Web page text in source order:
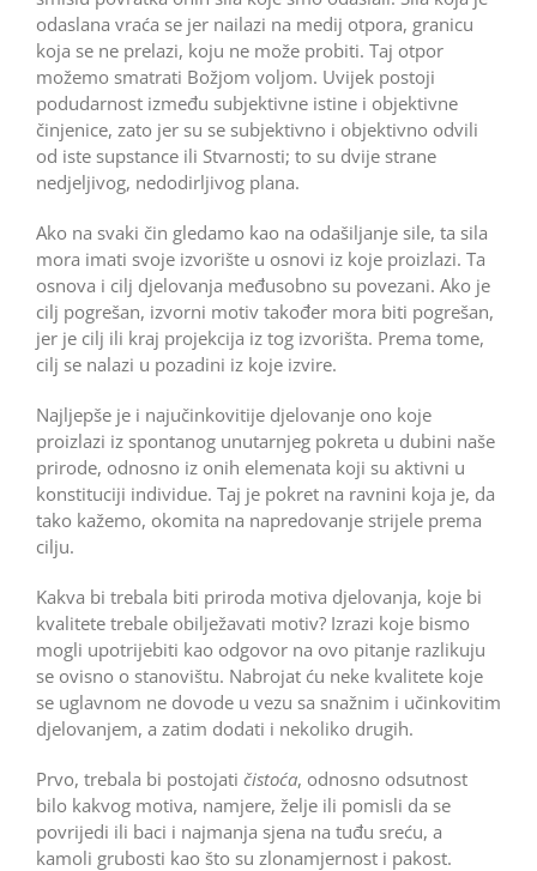
odaslana vraća se jer nailazi na medij otpora, granicu
koja se ne prelazi, koju ne može probiti. Taj otpor
možemo smatrati Božjom voljom. Uvijek postoji
podudarnost između subjektivne istine i objektivne
činjenice, zato jer su se subjektivno i objektivno odvili
od iste supstance ili Stvarnosti; to su dvije strane
nedjeljivog, nedodirljivog plana.
Ako na svaki čin gledamo kao na odašiljanje sile, ta sila
mora imati svoje izvorište u osnovi iz koje proizlazi. Ta
osnova i cilj djelovanja međusobno su povezani. Ako je
cilj pogrešan, izvorni motiv također mora biti pogrešan,
jer je cilj ili kraj projekcija iz tog izvorišta. Prema tome,
cilj se nalazi u pozadini iz koje izvire.
Najljepše je i najučinkovitije djelovanje ono koje
proizlazi iz spontanog unutarnjeg pokreta u dubini naše
prirode, odnosno iz onih elemenata koji su aktivni u
konstituciji individue. Taj je pokret na ravnini koja je, da
tako kažemo, okomita na napredovanje strijele prema
cilju.
Kakva bi trebala biti priroda motiva djelovanja, koje bi
kvalitete trebale obilježavati motiv? Izrazi koje bismo
mogli upotrijebiti kao odgovor na ovo pitanje razlikuju
se ovisno o stanovištu. Nabrojat ću neke kvalitete koje
se uglavnom ne dovode u vezu sa snažnim i učinkovitim
djelovanjem, a zatim dodati i nekoliko drugih.
Prvo, trebala bi postojati čistoća, odnosno odsutnost
bilo kakvog motiva, namjere, želje ili pomisli da se
povrijedi ili baci i najmanja sjena na tuđu sreću, a
kamoli grubosti kao što su zlonamjernost i pakost.